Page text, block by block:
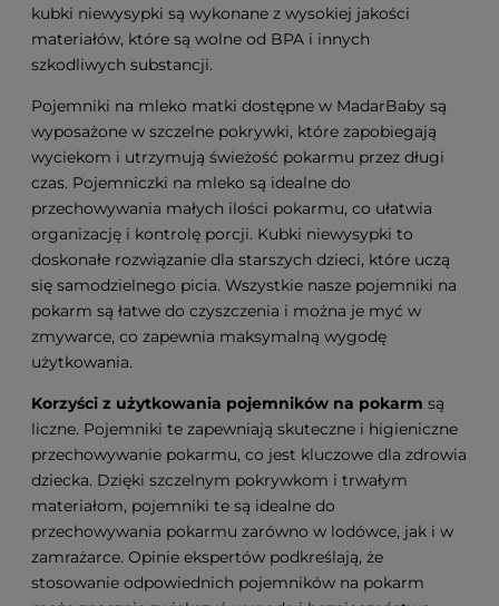
kubki niewysypki są wykonane z wysokiej jakości
materiałów, które są wolne od BPA i innych
szkodliwych substancji.
Pojemniki na mleko matki dostępne w MadarBaby są
wyposażone w szczelne pokrywki, które zapobiegają
wyciekom i utrzymują świeżość pokarmu przez długi
czas. Pojemniczki na mleko są idealne do
przechowywania małych ilości pokarmu, co ułatwia
organizację i kontrolę porcji. Kubki niewysypki to
doskonałe rozwiązanie dla starszych dzieci, które uczą
się samodzielnego picia. Wszystkie nasze pojemniki na
pokarm są łatwe do czyszczenia i można je myć w
zmywarce, co zapewnia maksymalną wygodę
użytkowania.
Korzyści z użytkowania pojemników na pokarm są
liczne. Pojemniki te zapewniają skuteczne i higieniczne
przechowywanie pokarmu, co jest kluczowe dla zdrowia
dziecka. Dzięki szczelnym pokrywkom i trwałym
materiałom, pojemniki te są idealne do
przechowywania pokarmu zarówno w lodówce, jak i w
zamrażarce. Opinie ekspertów podkreślają, że
stosowanie odpowiednich pojemników na pokarm